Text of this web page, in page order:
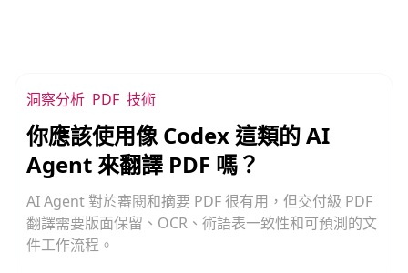
洞察分析 PDF 技術
你應該使用像 Codex 這類的 AI
Agent 來翻譯 PDF 嗎？
AI Agent 對於審閱和摘要 PDF 很有用，但交付級 PDF
翻譯需要版面保留、OCR、術語表一致性和可預測的文
件工作流程。